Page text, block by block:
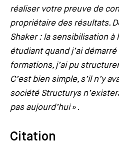
réaliser votre preuve de
propriétaire des résultats.
Shaker : la sensibilisation à
étudiant quand j’ai
formations, j’ai pu
C’est bien simple, s’il n’y
société Structurys
pas aujourd’hui».
Citation